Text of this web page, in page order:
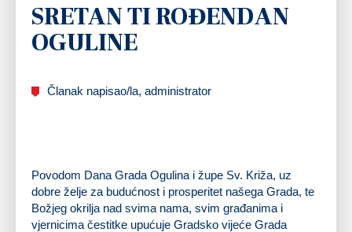
SRETAN TI ROĐENDAN
OGULINE
Članak napisao/la, administrator
Povodom Dana Grada Ogulina i župe Sv. Križa, uz
dobre želje za budućnost i prosperitet našega Grada, te
Božjeg okrilja nad svima nama, svim građanima i
vjernicima čestitke upućuje Gradsko vijeće Grada